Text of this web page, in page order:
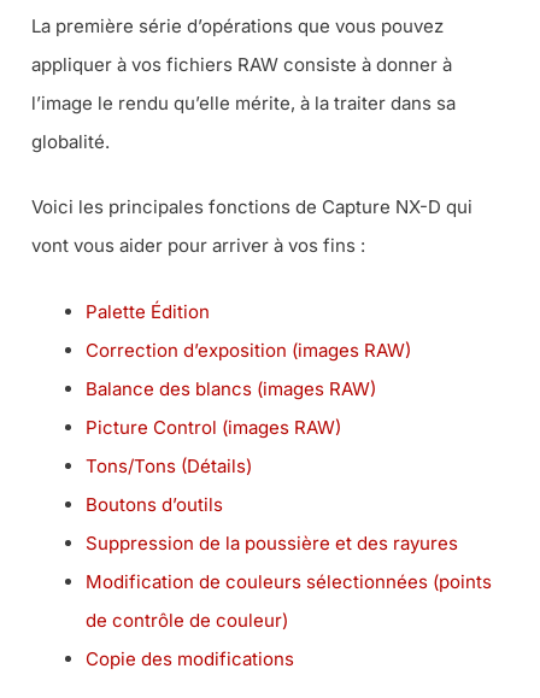
La première série d’opérations que vous pouvez
appliquer à vos fichiers RAW consiste à donner à
l’image le rendu qu’elle mérite, à la traiter dans sa
globalité.
Voici les principales fonctions de Capture NX-D qui
vont vous aider pour arriver à vos fins :
Palette Édition
Correction d’exposition (images RAW)
Balance des blancs (images RAW)
Picture Control (images RAW)
Tons/Tons (Détails)
Boutons d’outils
Suppression de la poussière et des rayures
Modification de couleurs sélectionnées (points
de contrôle de couleur)
Copie des modifications